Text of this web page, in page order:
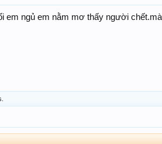
em ngủ em nằm mơ thấy người